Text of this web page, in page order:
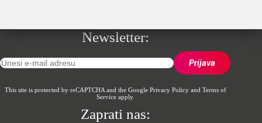
Newsletter:
This site is protected by reCAPTCHA and the Google Privacy Policyand Terms of
Serviceapply.
Zaprati nas: